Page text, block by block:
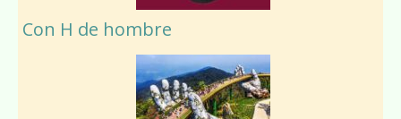
Con H de hombre